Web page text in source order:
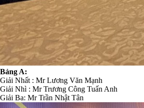
Bảng A:
Giải Nhất : Mr Lương Văn Mạnh
Giải Nhì : Mr Trương Công Tuấn Anh
Giải Ba: Mr Trần Nhật Tân